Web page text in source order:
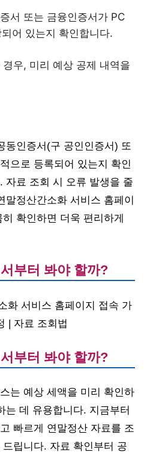
서 또는 금융인증서가 PC
어 있는지 확인합니다.
우, 미리 예상 공제 내역을
동인증서(구 공인인증서) 또
으로 등록되어 있는지 확인
자료 조회 시 오류 발생을 줄
말정산간소화 서비스 홈페이
확인하면 더욱 편리하게
부터 봐야 할까?
화 서비스 홈페이지 접속 가
| 자료 조회법
부터 봐야 할까?
는 예상 세액을 미리 확인하
는 데 유용합니다. 지금부터
빠르게 연말정산 자료를 조
립니다. 자료 확인부터 공